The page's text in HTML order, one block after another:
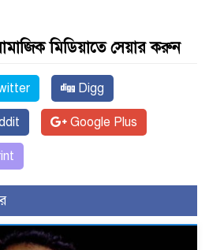
মিডিয়াতে সেয়ার করুন
Digg
Google Plus